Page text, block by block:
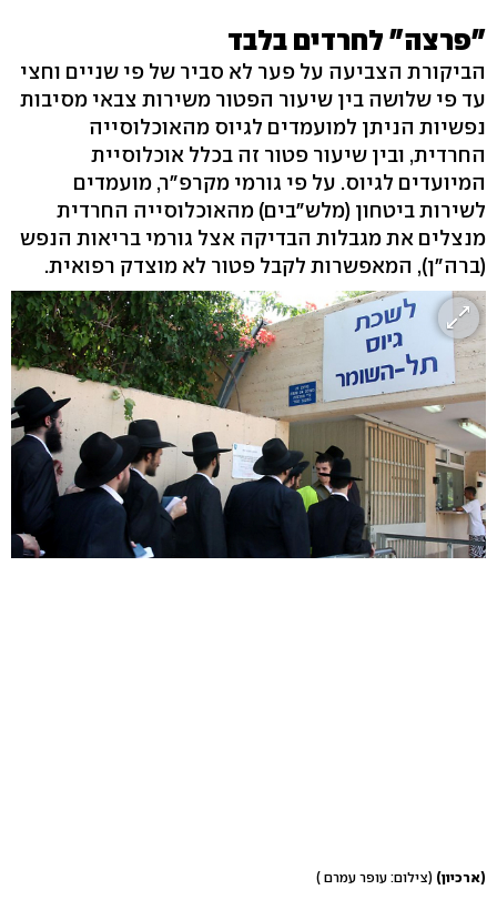
"פרצה" לחרדים בלבד
הביקורת הצביעה על פער לא סביר של פי שניים וחצי
עד פי שלושה בין שיעור הפטור משירות צבאי מסיבות
נפשיות הניתן למועמדים לגיוס מהאוכלוסייה
החרדית, ובין שיעור פטור זה בכלל אוכלוסיית
המיועדים לגיוס. על פי גורמי מקרפ"ר, מועמדים
לשירות ביטחון (מלש"בים) מהאוכלוסייה החרדית
מנצלים את מגבלות הבדיקה אצל גורמי בריאות הנפש
(ברה"ן), המאפשרות לקבל פטור לא מוצדק רפואית.
(ארכיון) (צילום: עופר עמרם )